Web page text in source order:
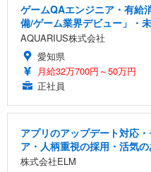
Sezlife オフィ
ワーク チェア
レスト 3Dヘッ
￥7,680
Sezlife オフィ
ワーク チェア
能 人間工学 椅
レスト 3Dヘッ
【純正品】27"
￥49,979
【整備済み品】
ー フルHD（
ort/VGA スピー
応 ComfortView
ネオ・ルーライ
￥1,800
Smart Basic(ス
限定】 Smart
超厚型 お徳用
ゲームQAエンジニア・有給
備/ゲーム業界デビュー」・
AQUARIUS株式会社
愛知県
月給32万700円～50万円
正社員
アプリのアップデート対応
ア・人柄重視の採用・活気
株式会社ELM